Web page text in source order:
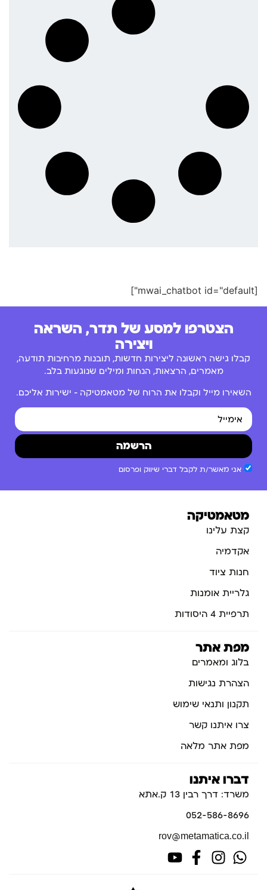
[mwai_chatbot id="default"]
הצטרפו למסע של תדר, השראה
ויצירה
קבלו גישה ראשונה ליצירות חדשות, תובנות מרחיבות תודעה,
מאמרים, הרצאות, הנחות ומילים שנוגעות בלב.
השאירו מייל וקבלו את הרוח של מטאמטיקה – ישירות אליכם.
אני מאשר/ת לקבל דברי שיווק ופרסום
הרשמה
מטאמטיקה
קצת עלינו
אקדמיה
חנות ציוד
גלריית אומנות
תרפיית 4 היסודות
מפת אתר
בלוג ומאמרים
הצהרת נגישות
תקנון ותנאי שימוש
צרו איתנו קשר
מפת אתר מלאה
דברו איתנו
משרד: דרך רבין 13 ק.אתא
052-586-8696
rov@metamatica.co.il